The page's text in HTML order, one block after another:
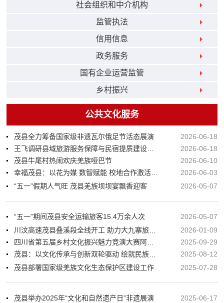
社会组织和中介机构
监管执法
信用信息
政务服务
国有企业运营监管
乡村振兴
公共文化服务
茂县全力筹备国家级非遗瓦尔俄足节活态展演
2026-06-18
2026-06-18
茂县牛尾村热闹欢庆羌族哑巴节
2026-06-10
2026-06-03
“五一”假期人气旺 茂县羌族坝坝宴飘香迎客
2026-05-07
“五一”期间茂县安全运输旅客15.4万余人次
2026-05-07
2026-01-09
2025-09-29
2025-08-12
茂县部署国家级羌族文化生态保护区建设工作
2025-07-28
茂县举办2025年“文化和自然遗产日”非遗展演
2025-06-17